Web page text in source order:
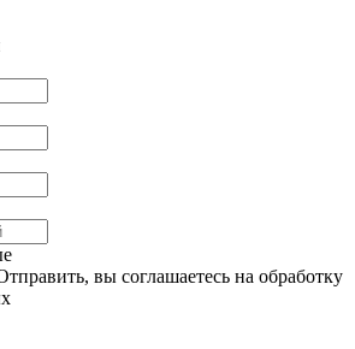
вы соглашаетесь на обработку